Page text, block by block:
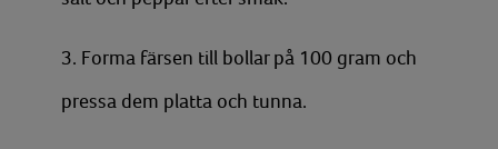
3. Forma färsen till bollar på 100 gram och
pressa dem platta och tunna.